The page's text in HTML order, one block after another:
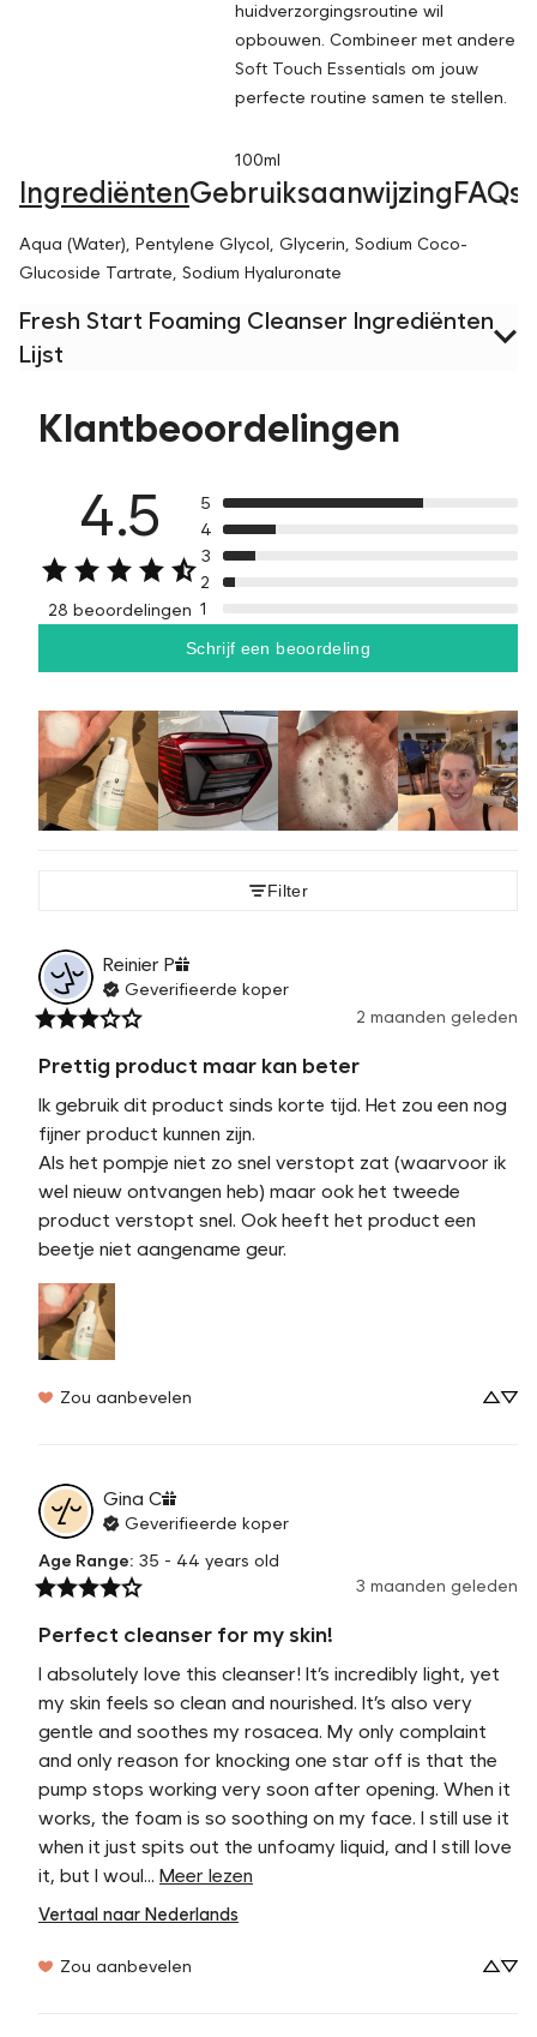
huidverzorgingsroutine wil
opbouwen. Combineer met andere
Soft Touch Essentials om jouw
perfecte routine samen te stellen.
100ml
IngrediëntenGebruiksaanwijzingFAQs
Aqua (Water), Pentylene Glycol, Glycerin, Sodium Coco-
Glucoside Tartrate, Sodium Hyaluronate
Fresh Start Foaming Cleanser Ingrediënten
Lijst
Klantbeoordelingen
4.5
28 beoordelingen
5
4
3
2
1
Schrijf een beoordeling
Filter
Reinier P
Geverifieerde koper
2 maanden geleden
Prettig product maar kan beter
Ik gebruik dit product sinds korte tijd. Het zou een nog
fijner product kunnen zijn.
Als het pompje niet zo snel verstopt zat (waarvoor ik
wel nieuw ontvangen heb) maar ook het tweede
product verstopt snel. Ook heeft het product een
beetje niet aangename geur.
Zou aanbevelen
Gina C
Geverifieerde koper
Age Range: 35 - 44 years old
3 maanden geleden
Perfect cleanser for my skin!
I absolutely love this cleanser! It’s incredibly light, yet
my skin feels so clean and nourished. It’s also very
gentle and soothes my rosacea. My only complaint
and only reason for knocking one star off is that the
pump stops working very soon after opening. When it
works, the foam is so soothing on my face. I still use it
when it just spits out the unfoamy liquid, and I still love
it, but I woul... Meer lezen
Vertaal naar Nederlands
Zou aanbevelen